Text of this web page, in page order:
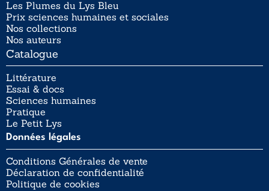
Les Plumes du Lys Bleu
Prix sciences humaines et sociales
Nos collections
Nos auteurs
Catalogue
Littérature
Essai & docs
Sciences humaines
Pratique
Le Petit Lys
Données légales
Conditions Générales de vente
Déclaration de confidentialité
Politique de cookies